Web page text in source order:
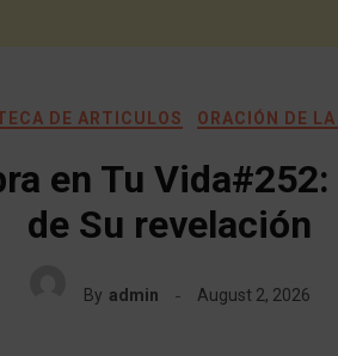
DE ARTICULOS ORACIÓN DE
en Tu
de Su revelación
By admin August 2, 2026